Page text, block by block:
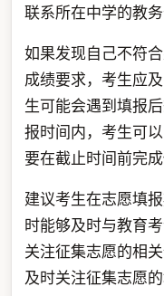
联系所在中学的教务
如果发现自己不符
成绩要求，考生应
生可能会遇到填报
报时间内，考生可
要在截止时间前完
建议考生在志愿填
时能够及时与教育
关注征集志愿的相
及时关注征集志愿